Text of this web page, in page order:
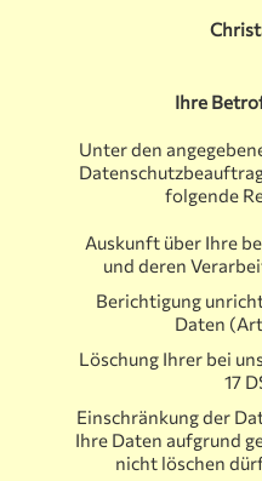
Ihre
Unter den
folgende
Auskunft über Ihre
und deren
Berichtigung
Daten
Löschung Ihrer bei
17
Einschränkung der
Ihre Daten aufgrund
nicht löschen